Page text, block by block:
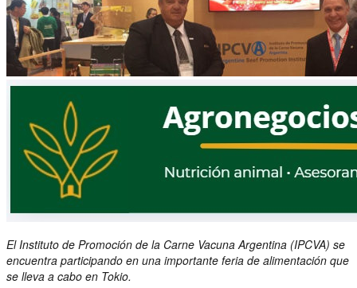
El Instituto de Promoción de la Carne Vacuna Argentina (IPCVA) se
encuentra participando en una importante feria de alimentación que
se lleva a cabo en Tokio.